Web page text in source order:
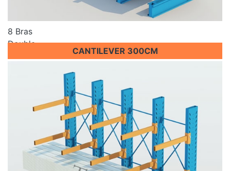
8 Bras
Double
Prix sur demande
CANTILEVER 300CM